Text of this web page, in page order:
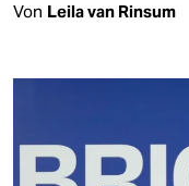
Von Leila van Rinsum